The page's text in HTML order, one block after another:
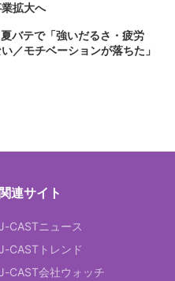
拡大へ
バテで「強いだるさ・疲労
／モチベーションが落ちた」
関連サイト
CASTニュース
CASTトレンド
CAST会社ウォッチ